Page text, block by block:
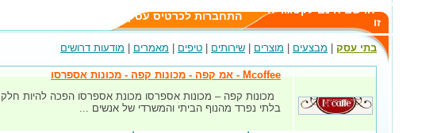
הרשם חינם לקטגוריה
זו
התחברות לכרטיס עסק
בתי עסק מבצעים מוצרים שירותים טיפים מאמרים מודעות דרושים
Mcoffee - אמ קפה - מכונות קפה - מכונות אספרסו
מכונות קפה – מכונות אספרסו מכונת אספרסו הפכה להיות חלק
בלתי נפרד מהנוף הביתי והמשרדי של אנשים ...